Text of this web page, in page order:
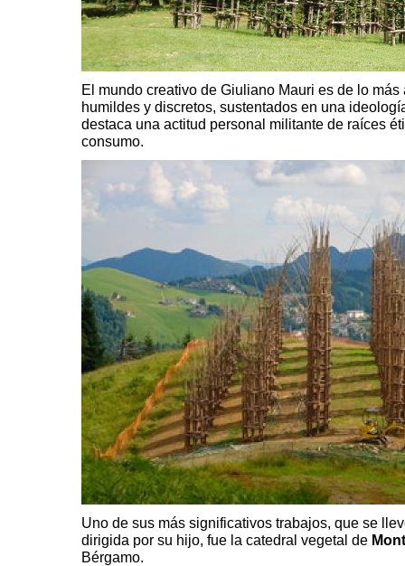
El mundo creativo de Giuliano Mauri es de lo
humildes y discretos, sustentados en una
destaca una actitud personal militante de raíces
consumo.
Uno de sus más significativos trabajos, que se
dirigida por su hijo, fue la catedral vegetal de
Bérgamo.